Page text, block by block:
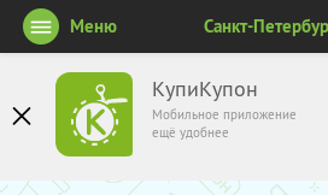
КупиКупон
Мобильное приложение
ещё удобнее
Меню Санкт-